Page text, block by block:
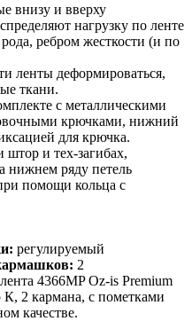
внизу и вверху
нагрузку по ленте
ребром жесткости (и по
ленты деформироваться,
ткани.
с металлическими
крючками, нижний
для крючка.
и тех-загибах,
нижнем ряду петель
помощи кольца с
регулируемый
2
4366MP Oz-is Premium
К, 2 кармана, с пометками
качестве.